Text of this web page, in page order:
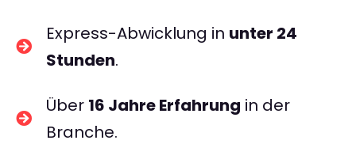
Express-Abwicklung in unter 24
Stunden.
Über 16 Jahre Erfahrung in der
Branche.